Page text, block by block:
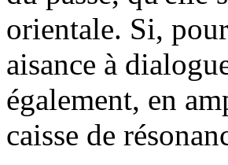
orientale. Si, pour
aisance à
également, en
caisse de